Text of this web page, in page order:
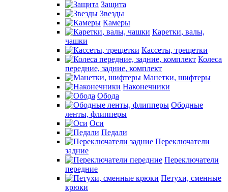
Защита
Звезды
Камеры
Каретки, валы,
чашки
Кассеты, трещетки
Колеса
передние, задние, комплект
Манетки, шифтеры
Наконечники
Обода
Ободные
ленты, флипперы
Оси
Педали
Переключатели
задние
Переключатели
передние
Петухи, сменные
крюки